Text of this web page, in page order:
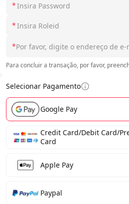
*
*
*
Para concluir a transação, por favor,
Selecionar Pagamento
Google Pay
Credit Card/Debit Card/
Card
Apple Pay
Paypal